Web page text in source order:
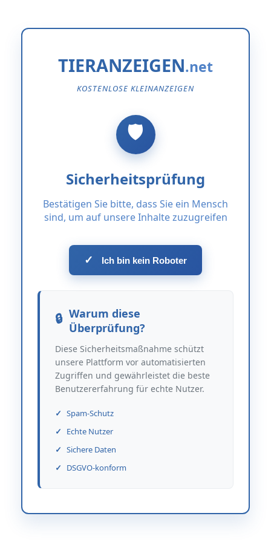
TIERANZEIGEN
KOSTENLOSE KLEINANZEIGEN
Sicherheitsprüfung
Bestätigen Sie bitte, dass Sie ein Mensch
sind, um auf unsere Inhalte zuzugreifen
✓ Ich bin kein Roboter
Warum diese
Überprüfung?
Diese Sicherheitsmaßnahme schützt
unsere Plattform vor automatisierten
Zugriffen und gewährleistet die beste
Benutzererfahrung für echte Nutzer.
Spam-Schutz
Echte Nutzer
Sichere Daten
DSGVO-konform